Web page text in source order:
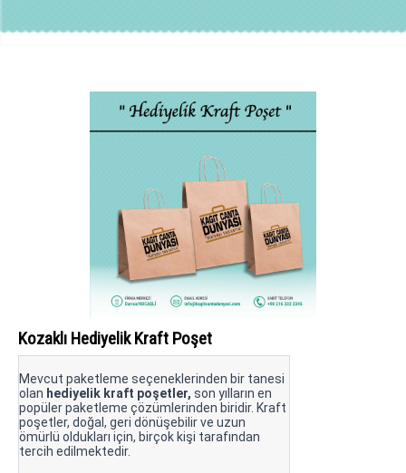
Kozaklı Hediyelik Kraft Poşet
Mevcut paketleme seçeneklerinden bir tanesi
olan hediyelik kraft poşetler, son yılların en
popüler paketleme çözümlerinden biridir. Kraft
poşetler, doğal, geri dönüşebilir ve uzun
ömürlü oldukları için, birçok kişi tarafından
tercih edilmektedir.